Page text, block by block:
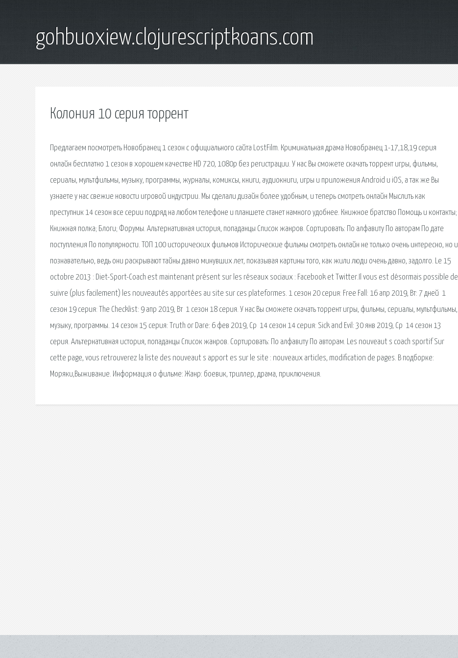
gohbuoxiew.clojurescriptkoans.com
Колония 10 серия торрент
Предлагаем посмотреть Новобранец 1 сезон с официального сайта LostFilm. Криминальная драма Новобранец 1-17,18,19 серия
онлайн бесплатно 1 сезон в хорошем качестве HD 720, 1080p без регистрации. У нас Вы сможете скачать торрент игры, фильмы,
сериалы, мультфильмы, музыку, программы, журналы, комиксы, книги, аудиокниги, игры и приложения Android и iOS, а так же Вы
узнаете у нас свежие новости игровой индустрии. Мы сделали дизайн более удобным, и теперь смотреть онлайн Мыслить как
преступник 14 сезон все серии подряд на любом телефоне и планшете станет намного удобнее. Книжное братство Помощь и контакты;
Книжная полка; Блоги; Форумы. Альтернативная история, попаданцы Список жанров. Сортировать: По алфавиту По авторам По дате
поступления По популярности. ТОП 100 исторических фильмов Исторические фильмы смотреть онлайн не только очень интересно, но и
познавательно, ведь они раскрывают тайны давно минувших лет, показывая картины того, как жили люди очень давно, задолго. Le 15
octobre 2013 : Diet-Sport-Coach est maintenant présent sur les réseaux sociaux : Facebook et Twitter.Il vous est désormais possible de
suivre (plus facilement) les nouveautés apportées au site sur ces plateformes. 1 сезон 20 серия: Free Fall: 16 апр 2019, Вт: 7 дней 1
сезон 19 серия: The Checklist: 9 апр 2019, Вт 1 сезон 18 серия. У нас Вы сможете скачать торрент игры, фильмы, сериалы, мультфильмы,
музыку, программы. 14 сезон 15 серия: Truth or Dare: 6 фев 2019, Ср 14 сезон 14 серия: Sick and Evil: 30 янв 2019, Ср 14 сезон 13
серия. Альтернативная история, попаданцы Список жанров. Сортировать: По алфавиту По авторам. Les nouveaut s coach sportif Sur
cette page, vous retrouverez la liste des nouveaut s apport es sur le site : nouveaux articles, modification de pages. В подборке:
Моряки,Выживание. Информация о фильме: Жанр: боевик, триллер, драма, приключения.